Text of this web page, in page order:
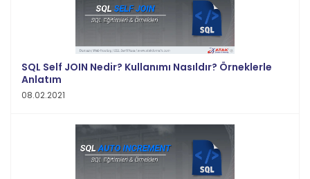
SQL Self JOIN Nedir? Kullanımı Nasıldır? Örneklerle
Anlatım
08.02.2021